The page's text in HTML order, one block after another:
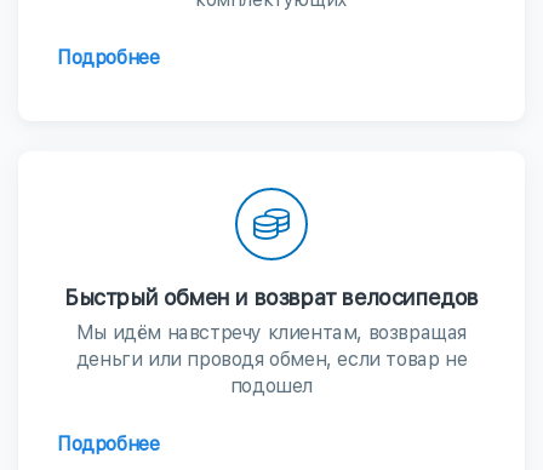
Подробнее
Быстрый обмен и возврат велосипедов
Мы идём навстречу клиентам, возвращая
деньги или проводя обмен, если товар не
подошел
Подробнее